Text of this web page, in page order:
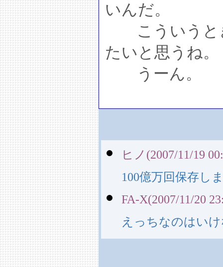
いんだ。
こういうと
たいと思うね。
うーん。
ヒノ(2007/11/19
100億万回保存し
FA-X(2007/11/20
えっちなのはい